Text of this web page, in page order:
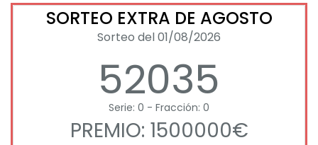
SORTEO EXTRA DE AGOSTO
Sorteo del 01/08/2026
52035
Serie: 0 - Fracción: 0
PREMIO: 1500000€